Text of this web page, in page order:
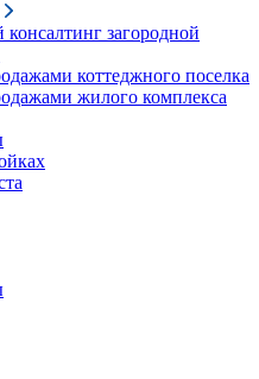
консалтинг загородной
коттеджного поселка
жилого комплекса